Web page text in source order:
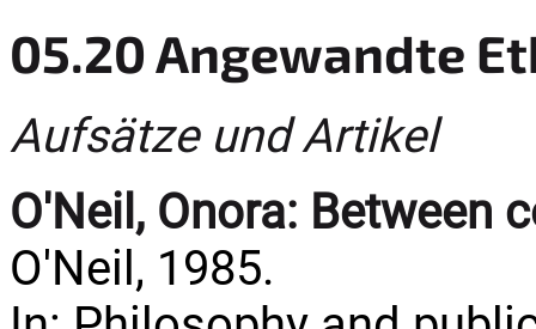
05.20 Angewandte
Aufsätze und Artikel
O'Neil, Onora: Between
O'Neil, 1985.